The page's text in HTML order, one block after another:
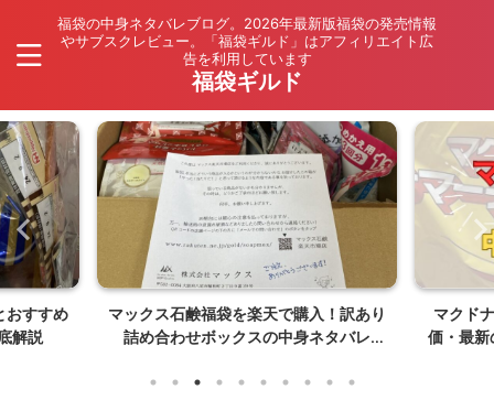
福袋の中身ネタバレブログ。2026年最新版福袋の発売情報
やサブスクレビュー。「福袋ギルド」はアフィリエイト広
告を利用しています
福袋ギルド
おすすめ
解説
マックス石鹸福袋を楽天で購入！訳あり
詰め合わせボックスの中身ネタバレ
マクド
価・最